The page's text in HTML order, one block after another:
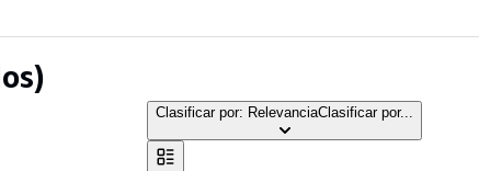
Clasificar por: RelevanciaClasificar por...